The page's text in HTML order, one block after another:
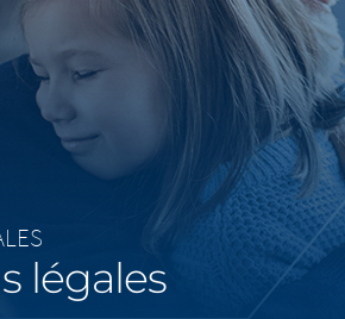
légales